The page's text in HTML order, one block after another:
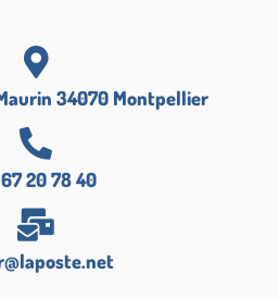
34070 Montpellier
20 78 40